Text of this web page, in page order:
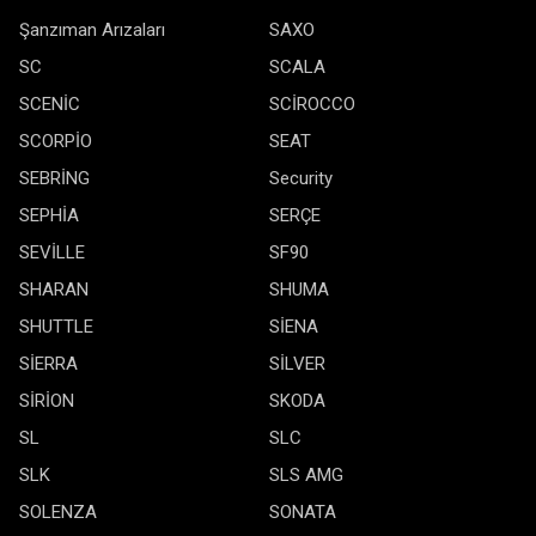
Şanzıman Arızaları
SAXO
SC
SCALA
SCENİC
SCİROCCO
SCORPİO
SEAT
SEBRİNG
Security
SEPHİA
SERÇE
SEVİLLE
SF90
SHARAN
SHUMA
SHUTTLE
SİENA
SİERRA
SİLVER
SİRİON
SKODA
SL
SLC
SLK
SLS AMG
SOLENZA
SONATA